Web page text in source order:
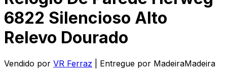
6822 Silencioso Alto
Relevo Dourado
Vendido por VR Ferraz | Entregue por MadeiraMadeira